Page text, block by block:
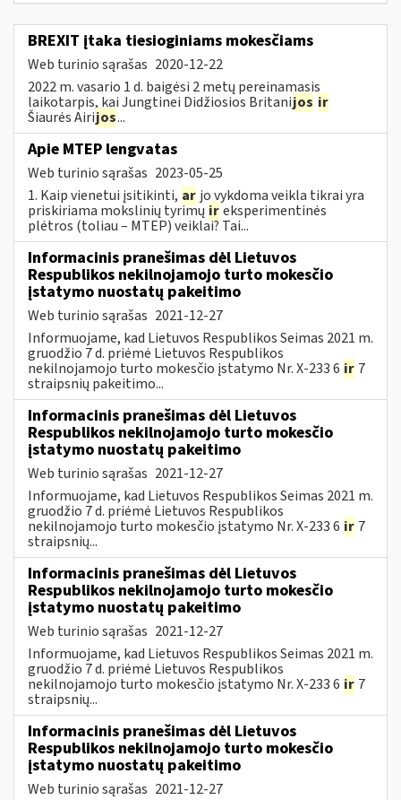
BREXIT įtaka tiesioginiams mokesčiams
Web turinio sąrašas 2020-12-22
2022 m. vasario 1 d. baigėsi 2 metų pereinamasis
laikotarpis, kai Jungtinei Didžiosios Britanijos ir
Šiaurės Airijos...
Apie MTEP lengvatas
Web turinio sąrašas 2023-05-25
1. Kaip vienetui įsitikinti, ar jo vykdoma veikla tikrai yra
priskiriama mokslinių tyrimų ireksperimentinės
plėtros (toliau – MTEP) veiklai? Tai...
Informacinis pranešimas dėl Lietuvos
Respublikos nekilnojamojo turto mokesčio
įstatymo nuostatų pakeitimo
Web turinio sąrašas 2021-12-27
Informuojame, kad Lietuvos Respublikos Seimas 2021 m.
gruodžio 7 d. priėmė Lietuvos Respublikos
nekilnojamojo turto mokesčio įstatymo Nr. X-233 6 ir 7
straipsnių pakeitimo...
Informacinis pranešimas dėl Lietuvos
Respublikos nekilnojamojo turto mokesčio
įstatymo nuostatų pakeitimo
Web turinio sąrašas 2021-12-27
Informuojame, kad Lietuvos Respublikos Seimas 2021 m.
gruodžio 7 d. priėmė Lietuvos Respublikos
nekilnojamojo turto mokesčio įstatymo Nr. X-233 6 ir 7
straipsnių...
Informacinis pranešimas dėl Lietuvos
Respublikos nekilnojamojo turto mokesčio
įstatymo nuostatų pakeitimo
Web turinio sąrašas 2021-12-27
Informuojame, kad Lietuvos Respublikos Seimas 2021 m.
gruodžio 7 d. priėmė Lietuvos Respublikos
nekilnojamojo turto mokesčio įstatymo Nr. X-233 6 ir 7
straipsnių...
Informacinis pranešimas dėl Lietuvos
Respublikos nekilnojamojo turto mokesčio
įstatymo nuostatų pakeitimo
Web turinio sąrašas 2021-12-27